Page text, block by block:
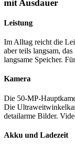
mit Ausdauer
Leistung
Im Alltag reicht die
aber teils langsam,
langsame Speicher.
Kamera
Die 50-MP-
Die
detailarme Bilder.
Akku und Ladezeit